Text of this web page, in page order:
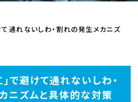
て通れないしわ・割れの発生メカニズ
で避けて通れないしわ・
ニズムと具体的な対策